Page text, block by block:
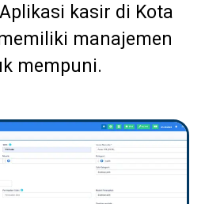
kasir di Kota
manajemen
mempuni.